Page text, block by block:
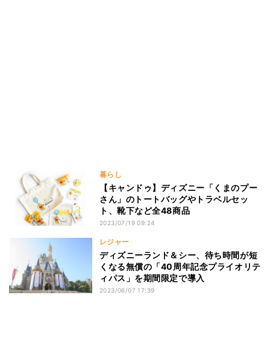
暮らし
【キャンドゥ】ディズニー「くまのプー
さん」のトートバッグやトラベルセッ
ト、靴下など全48商品
2023/07/19 09:24
レジャー
ディズニーランド＆シー、待ち時間が短
くなる無償の「40周年記念プライオリテ
ィパス」を期間限定で導入
2023/06/07 17:39